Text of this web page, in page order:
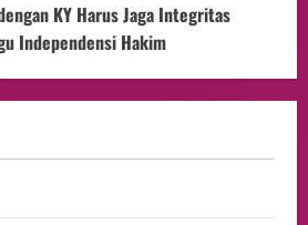
KY Harus Jaga Integritas
Independensi Hakim